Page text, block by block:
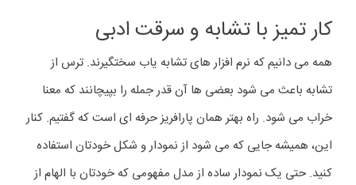
کار تمیز با تشابه و سرقت ادبی
همه می دانیم که نرم افزار های تشابه یاب سختگیرند. ترس از
تشابه باعث می شود بعضی ها آن قدر جمله را بپیچانند که معنا
خراب می شود. راه بهتر همان پارافریز حرفه ای است که گفتیم. کنار
این، همیشه جایی که می شود از نمودار و شکل خودتان استفاده
کنید. حتی یک نمودار ساده از مدل مفهومی که خودتان با الهام از